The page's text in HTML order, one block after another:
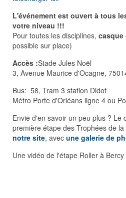
L'événement est ouvert à tous
votre niveau !!!
Pour toutes les disciplines,
possible sur place)
Accès :Stade Jules Noël
3, Avenue Maurice d'Ocagne,
Bus: 58, Tram 3 station Didot
Métro Porte d'Orléans ligne 4 ou
Envie d'en savoir un peu plus ? Le
première étape des Trophées de la
notre site, avec une galerie de
Une vidéo de l'étape Roller à